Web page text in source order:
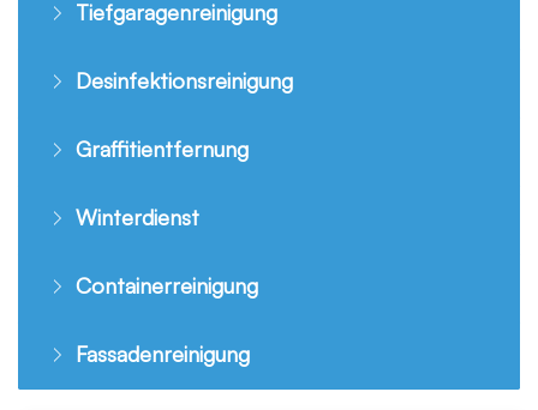
Tiefgaragenreinigung
Desinfektionsreinigung
Graffitientfernung
Winterdienst
Containerreinigung
Fassadenreinigung